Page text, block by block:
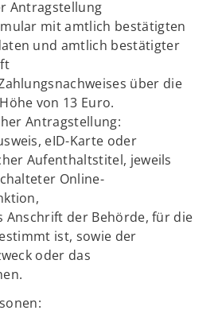
Antragstellung
mit amtlich bestätigten
und amtlich bestätigter
über die
von 13 Euro.
Antragstellung:
eID-Karte oder
Aufenthaltstitel, jeweils
Online-
Anschrift der Behörde, für die
ist, sowie der
oder das